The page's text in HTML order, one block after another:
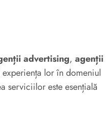
advertising, agenții
lor în domeniul
serviciilor este esențială